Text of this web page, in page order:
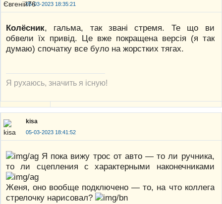
05-03-2023 18:35:21
Колёсник, гальма, так звані стремя. Те що ви
обвели їх привід. Це вже покращена версія (я так
думаю) спочатку все було на жорстких тягах.
Я рухаюсь, значить я існую!
kisa
05-03-2023 18:41:52
Я пока вижу трос от авто — то ли ручника,
то ли сцепления с характерными наконечниками
Женя, оно вообще подключено — то, на что коллега
стрелочку нарисовал?